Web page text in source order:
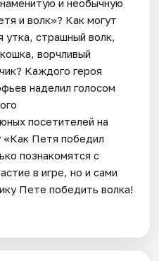
и необычную
и волк»? Как могут
утка, страшный волк,
ворчливый
Каждого героя
наделил голосом
посетителей на
«Как Петя победил
познакомятся с
в игре, но и сами
Пете победить волка!